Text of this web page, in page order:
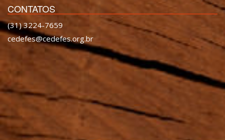
CONTATOS
(31) 3224-7659
cedefes@cedefes.org.br